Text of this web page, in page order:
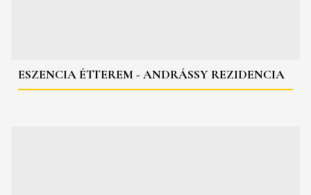
ESZENCIA ÉTTEREM - ANDRÁSSY REZIDENCIA